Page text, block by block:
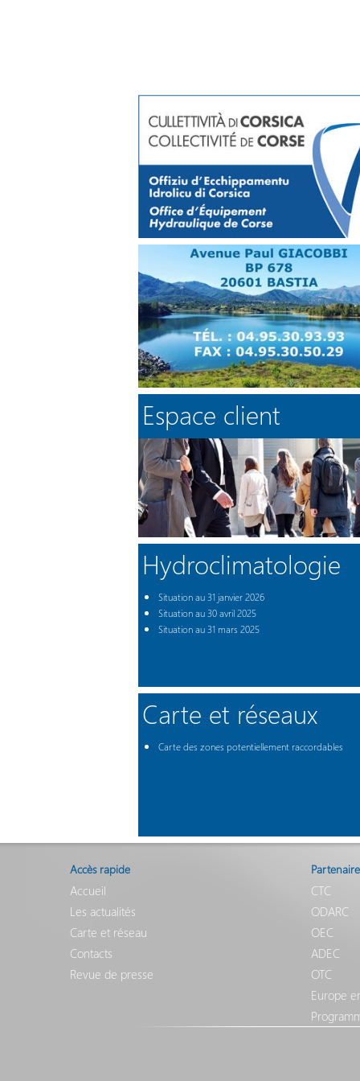
Espace client
Hydroclimatologie
Situation au 31 janvier 2026
Situation au 30 avril 2025
Situation au 31 mars 2025
Carte et réseaux
Carte des zones potentiellement raccordables
Accès rapide
Accueil
Les actualités
Carte et réseau
Contacts
Revue de presse
CTC
ODARC
OEC
ADEC
OTC
Europe